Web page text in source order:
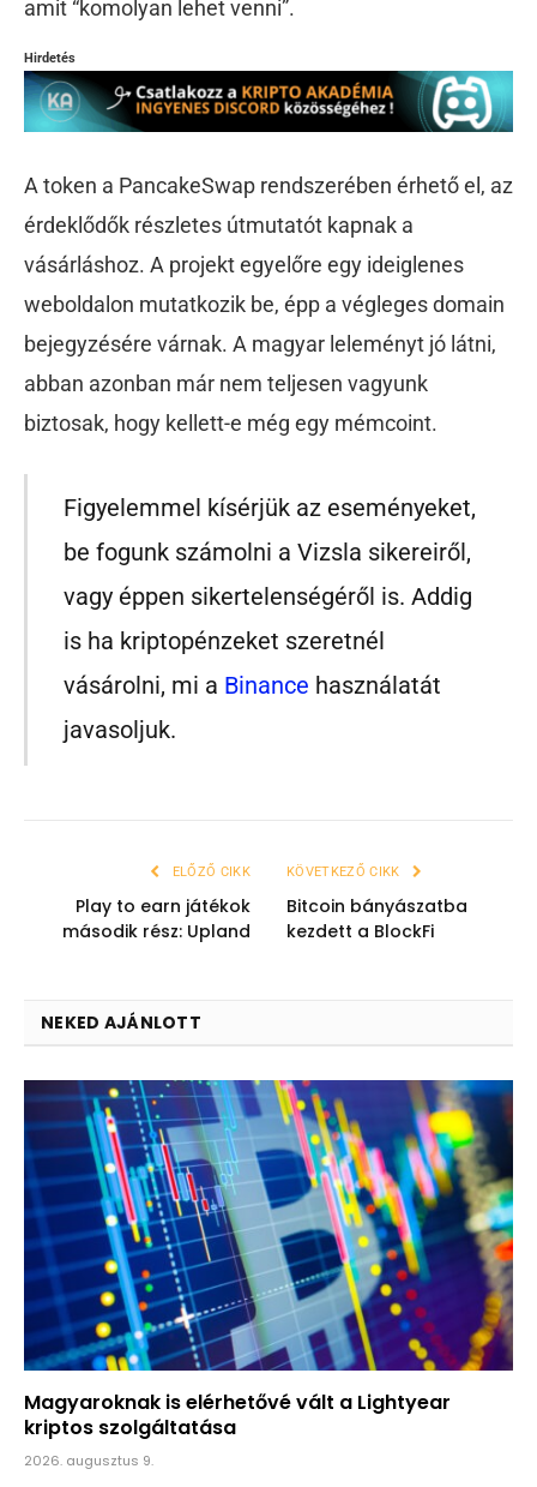
amit “komolyan lehet venni”.
Hirdetés
A token a PancakeSwap rendszerében érhető el, az
érdeklődők részletes útmutatót kapnak a
vásárláshoz. A projekt egyelőre egy ideiglenes
weboldalon mutatkozik be, épp a végleges domain
bejegyzésére várnak. A magyar leleményt jó látni,
abban azonban már nem teljesen vagyunk
biztosak, hogy kellett-e még egy mémcoint.
Figyelemmel kísérjük az eseményeket,
be fogunk számolni a Vizsla sikereiről,
vagy éppen sikertelenségéről is. Addig
is ha kriptopénzeket szeretnél
vásárolni, mi a Binance használatát
javasoljuk.
ELŐZŐ CIKK
Play to earn játékok
második rész: Upland
KÖVETKEZŐ CIKK
Bitcoin bányászatba
kezdett a BlockFi
NEKED AJÁNLOTT
Magyaroknak is elérhetővé vált a Lightyear
kriptos szolgáltatása
2026. augusztus 9.